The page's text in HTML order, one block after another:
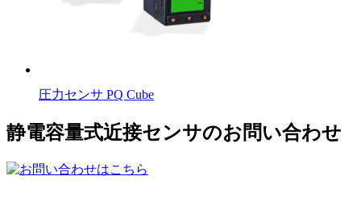
圧力センサ PQ Cube
静電容量式近接センサのお問い合わせ